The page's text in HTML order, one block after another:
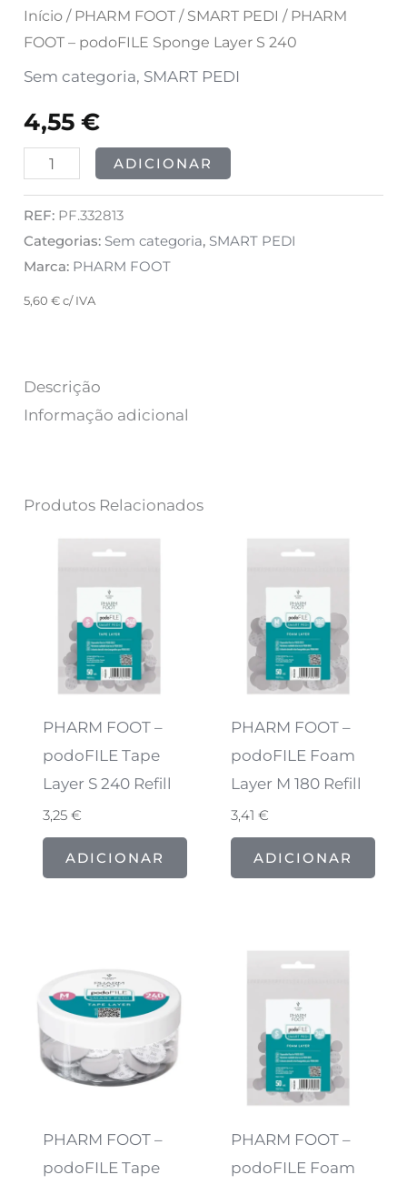
Início / PHARM FOOT / SMART PEDI / PHARM
FOOT – podoFILE Sponge Layer S 240
Sem categoria, SMART PEDI
4,55€
ADICIONAR
REF: PF.332813
Categorias: Sem categoria, SMART PEDI
Marca: PHARM FOOT
5,60€ c/ IVA
Descrição
Informação adicional
Produtos Relacionados
PHARM FOOT –
podoFILE Tape
Layer S 240 Refill
3,25 €
ADICIONAR
PHARM FOOT –
podoFILE Foam
Layer M 180 Refill
3,41€
ADICIONAR
PHARM FOOT –
podoFILE Tape
PHARM FOOT –
podoFILE Foam